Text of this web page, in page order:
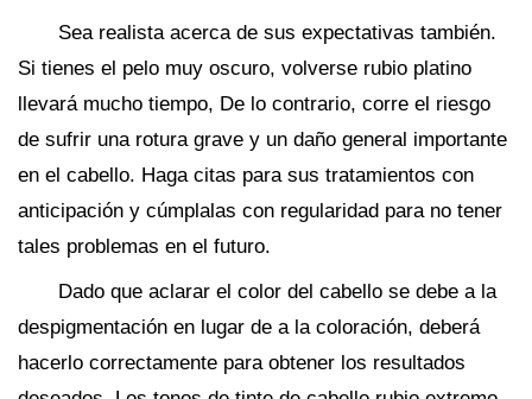
Sea realista acerca de sus expectativas también.
Si tienes el pelo muy oscuro, volverse rubio platino
llevará mucho tiempo, De lo contrario, corre el riesgo
de sufrir una rotura grave y un daño general importante
en el cabello. Haga citas para sus tratamientos con
anticipación y cúmplalas con regularidad para no tener
tales problemas en el futuro.
Dado que aclarar el color del cabello se debe a la
despigmentación en lugar de a la coloración, deberá
hacerlo correctamente para obtener los resultados